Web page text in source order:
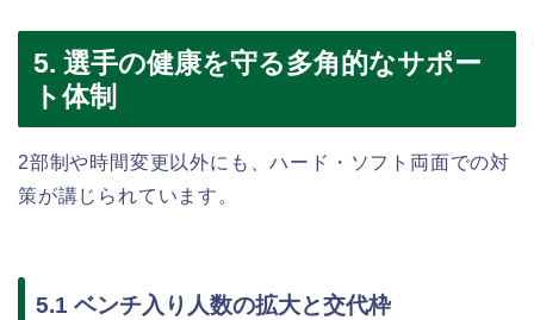
5. 選手の健康を守る多角的なサポー
ト体制
2部制や時間変更以外にも、ハード・ソフト両面での対
策が講じられています。
5.1 ベンチ入り人数の拡大と交代枠